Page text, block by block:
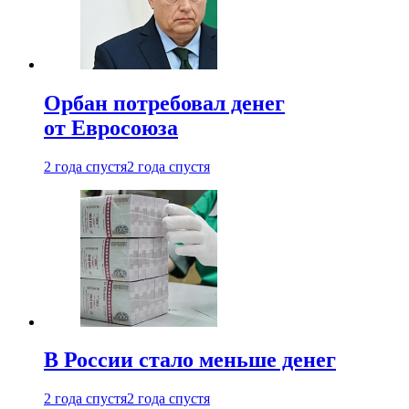
Орбан потребовал денег
от Евросоюза
2 года спустя2 года спустя
В России стало меньше денег
2 года спустя2 года спустя